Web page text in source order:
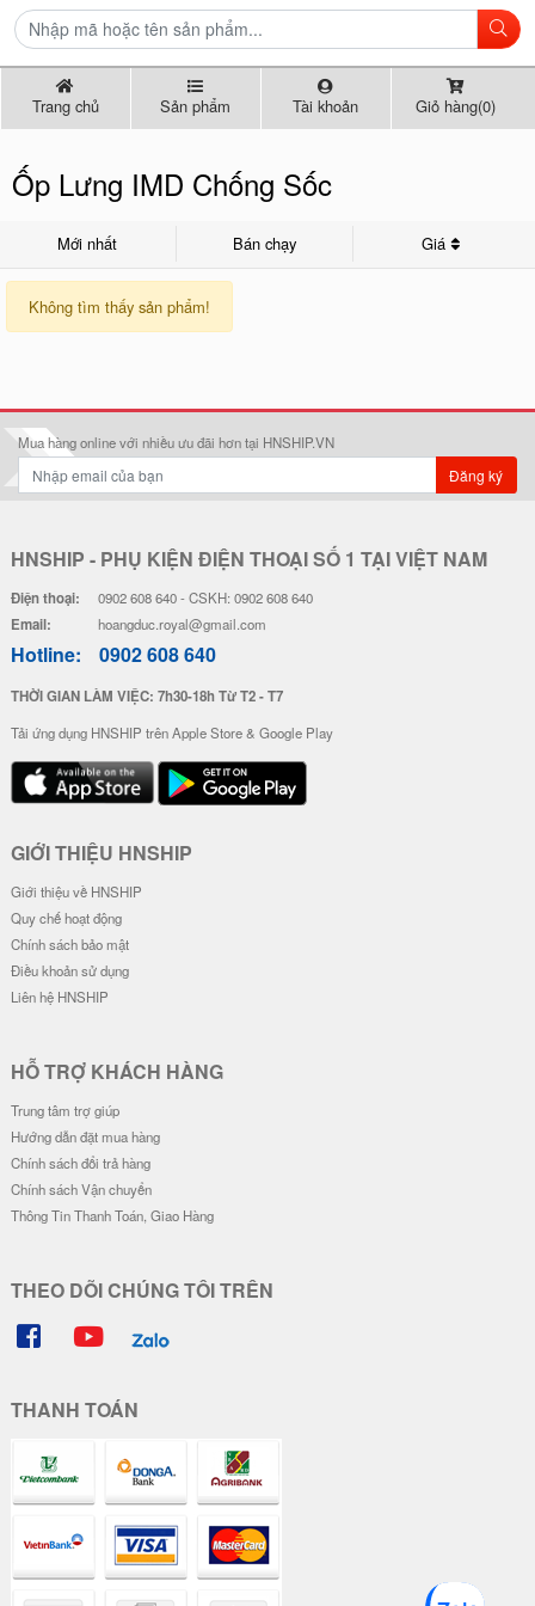
Trang chủ Sản phẩm Tài khoản Giỏ hàng(0)
Ốp Lưng IMD Chống Sốc
Mới nhất Bán chạy Giá
Không tìm thấy sản phẩm!
Mua hàng online với nhiều ưu đãi hơn tại HNSHIP.VN
Đăng ký
HNSHIP - PHỤ KIỆN ĐIỆN THOẠI SỐ 1 TẠI VIỆT NAM
Điện thoại: 0902 608 640 - CSKH: 0902 608 640
Email: hoangduc.royal@gmail.com
Hotline: 0902 608 640
THỜI GIAN LÀM VIỆC: 7h30-18h Từ T2 - T7
Tải ứng dụng HNSHIP trên Apple Store & Google Play
GIỚI THIỆU HNSHIP
Giới thiệu về HNSHIP
Quy chế hoạt động
Chính sách bảo mật
Điều khoản sử dụng
Liên hệ HNSHIP
HỖ TRỢ KHÁCH HÀNG
Trung tâm trợ giúp
Hướng dẫn đặt mua hàng
Chính sách đổi trả hàng
Chính sách Vận chuyển
Thông Tin Thanh Toán, Giao Hàng
THEO DÕI CHÚNG TÔI TRÊN
THANH TOÁN